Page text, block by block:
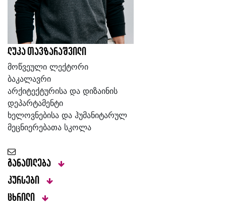
ლუკა თავზარაშვილი
მოწვეული ლექტორი
ბაკალავრი
არქიტექტურისა და დიზაინის
დეპარტამენტი
ხელოვნებისა და ჰუმანიტარულ
მეცნიერებათა სკოლა
განათლება
კურსები
ცხრილი